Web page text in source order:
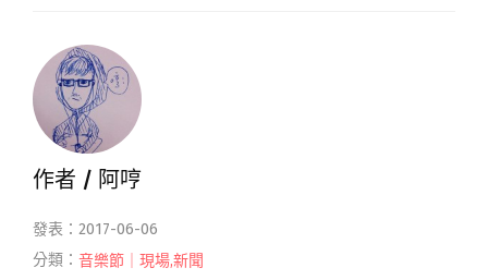
作者 / 阿哼
發表：2017-06-06
分類： 音樂節｜現場,新聞